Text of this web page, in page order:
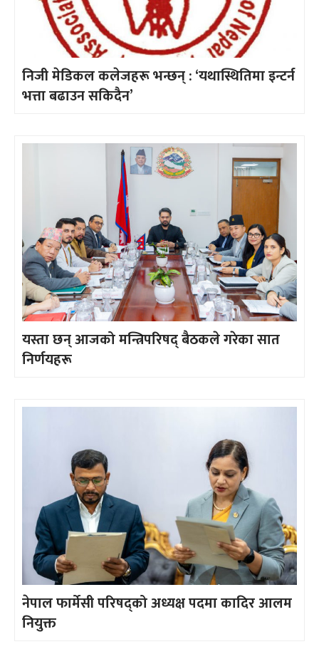
निजी मेडिकल कलेजहरू भन्छन् : ‘यथास्थितिमा इन्टर्न
भत्ता बढाउन सकिदैन’
यस्ता छन् आजको मन्त्रिपरिषद् बैठकले गरेका सात
निर्णयहरू
नेपाल फार्मेसी परिषद्को अध्यक्ष पदमा कादिर आलम
नियुक्त